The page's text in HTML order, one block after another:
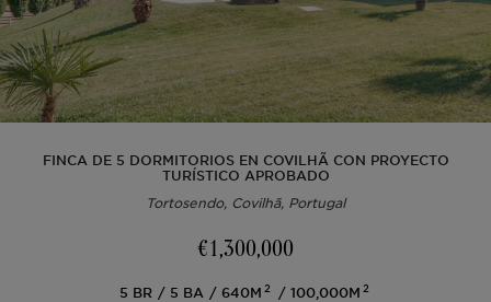
FINCA DE 5 DORMITORIOS EN COVILHÃ CON PROYECTO
TURÍSTICO APROBADO
Tortosendo, Covilhã, Portugal
€1,300,000
5 BR 5 BA 640M2 100,000M2
Lisboa
Licencia AL
Portugal
Equipo
Artículos
EN